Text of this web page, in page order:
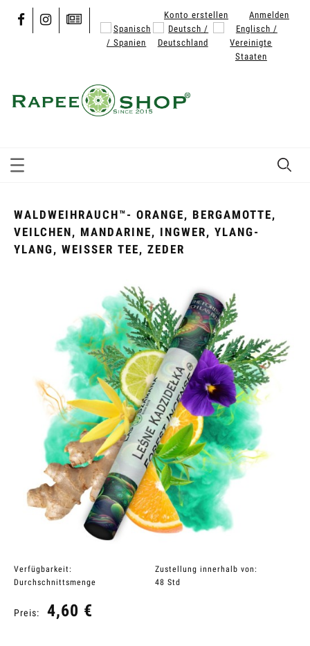
Konto erstellen Anmelden
WALDWEIHRAUCH™- ORANGE, BERGAMOTTE,
VEILCHEN, MANDARINE, INGWER, YLANG-
YLANG, WEISSER TEE, ZEDER
Verfügbarkeit:
Durchschnittsmenge
Zustellung innerhalb von:
48 Std
Preis: 4,60 €